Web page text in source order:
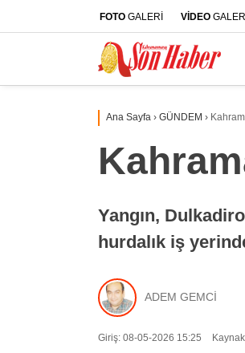
FOTO GALERİ VİDEO
Ana Sayfa › GÜNDEM ›
Yangın,
hurdalık iş
ADEM GEMCİ
Giriş: 08-05-2026 15:25